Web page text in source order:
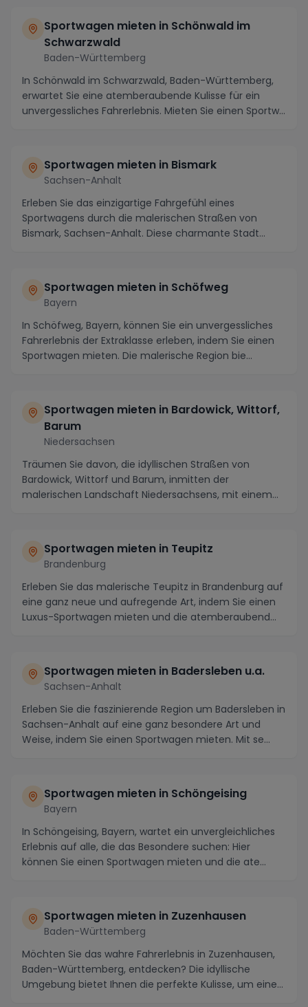
Sportwagen mieten in Schönwald im
Schwarzwald
Baden-Württemberg
In Schönwald im Schwarzwald, Baden-Württemberg,
erwartet Sie eine atemberaubende Kulisse für ein
unvergessliches Fahrerlebnis. Mieten Sie einen Sportw...
Sportwagen mieten in Bismark
Sachsen-Anhalt
Erleben Sie das einzigartige Fahrgefühl eines
Sportwagens durch die malerischen Straßen von
Bismark, Sachsen-Anhalt. Diese charmante Stadt
Sportwagen mieten in Schöfweg
Bayern
In Schöfweg, Bayern, können Sie ein unvergessliches
Fahrerlebnis der Extraklasse erleben, indem Sie einen
Sportwagen mieten. Die malerische Region bie...
Sportwagen mieten in Bardowick, Wittorf,
Barum
Niedersachsen
Träumen Sie davon, die idyllischen Straßen von
Bardowick, Wittorf und Barum, inmitten der
malerischen Landschaft Niedersachsens, mit einem
Sportwagen mieten in Teupitz
Brandenburg
Erleben Sie das malerische Teupitz in Brandenburg auf
eine ganz neue und aufregende Art, indem Sie einen
Luxus-Sportwagen mieten und die atemberaubend...
Sportwagen mieten in Badersleben u.a.
Sachsen-Anhalt
Erleben Sie die faszinierende Region um Badersleben in
Sachsen-Anhalt auf eine ganz besondere Art und
Weise, indem Sie einen Sportwagen mieten. Mit se...
Sportwagen mieten in Schöngeising
Bayern
In Schöngeising, Bayern, wartet ein unvergleichliches
Erlebnis auf alle, die das Besondere suchen: Hier
können Sie einen Sportwagen mieten und die ate...
Sportwagen mieten in Zuzenhausen
Baden-Württemberg
Möchten Sie das wahre Fahrerlebnis in Zuzenhausen,
Baden-Württemberg, entdecken? Die idyllische
Umgebung bietet Ihnen die perfekte Kulisse, um einen